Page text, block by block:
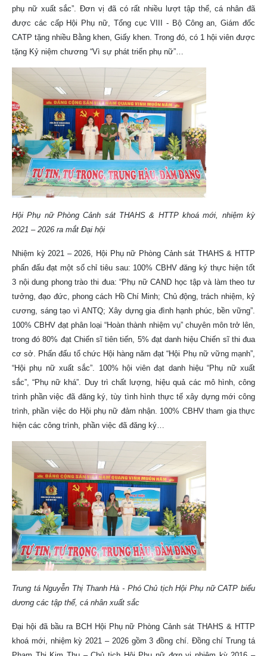
phụ nữ xuất sắc”. Đơn vị đã có rất nhiều lượt tập thể, cá nhân đã
được các cấp Hội Phụ nữ, Tổng cục VIII - Bộ Công an, Giám đốc
CATP tặng nhiều Bằng khen, Giấy khen. Trong đó, có 1 hội viên được
tặng Kỷ niệm chương “Vì sự phát triển phụ nữ”…
Hội Phụ nữ Phòng Cảnh sát THAHS & HTTP khoá mới, nhiệm kỳ
2021 – 2026 ra mắt Đại hội
Nhiệm kỳ 2021 – 2026, Hội Phụ nữ Phòng Cảnh sát THAHS & HTTP
phấn đấu đạt một số chỉ tiêu sau: 100% CBHV đăng ký thực hiện tốt
3 nội dung phong trào thi đua: “Phụ nữ CAND học tập và làm theo tư
tưởng, đạo đức, phong cách Hồ Chí Minh; Chủ động, trách nhiệm, kỷ
cương, sáng tạo vì ANTQ; Xây dựng gia đình hạnh phúc, bền vững”.
100% CBHV đạt phân loại “Hoàn thành nhiệm vụ” chuyên môn trở lên,
trong đó 80% đạt Chiến sĩ tiên tiến, 5% đạt danh hiệu Chiến sĩ thi đua
cơ sở. Phấn đấu tổ chức Hội hàng năm đạt “Hội Phụ nữ vững mạnh”,
“Hội phụ nữ xuất sắc”. 100% hội viên đạt danh hiệu “Phụ nữ xuất
sắc”, “Phụ nữ khá”. Duy trì chất lượng, hiệu quả các mô hình, công
trình phần việc đã đăng ký, tùy tình hình thực tế xây dựng mới công
trình, phần việc do Hội phụ nữ đảm nhận. 100% CBHV tham gia thực
hiện các công trình, phần việc đã đăng ký…
Trung tá Nguyễn Thị Thanh Hà - Phó Chủ tịch Hội Phụ nữ CATP biểu
dương các tập thể, cá nhân xuất sắc
Đại hội đã bầu ra BCH Hội Phụ nữ Phòng Cảnh sát THAHS & HTTP
khoá mới, nhiệm kỳ 2021 – 2026 gồm 3 đồng chí. Đồng chí Trung tá